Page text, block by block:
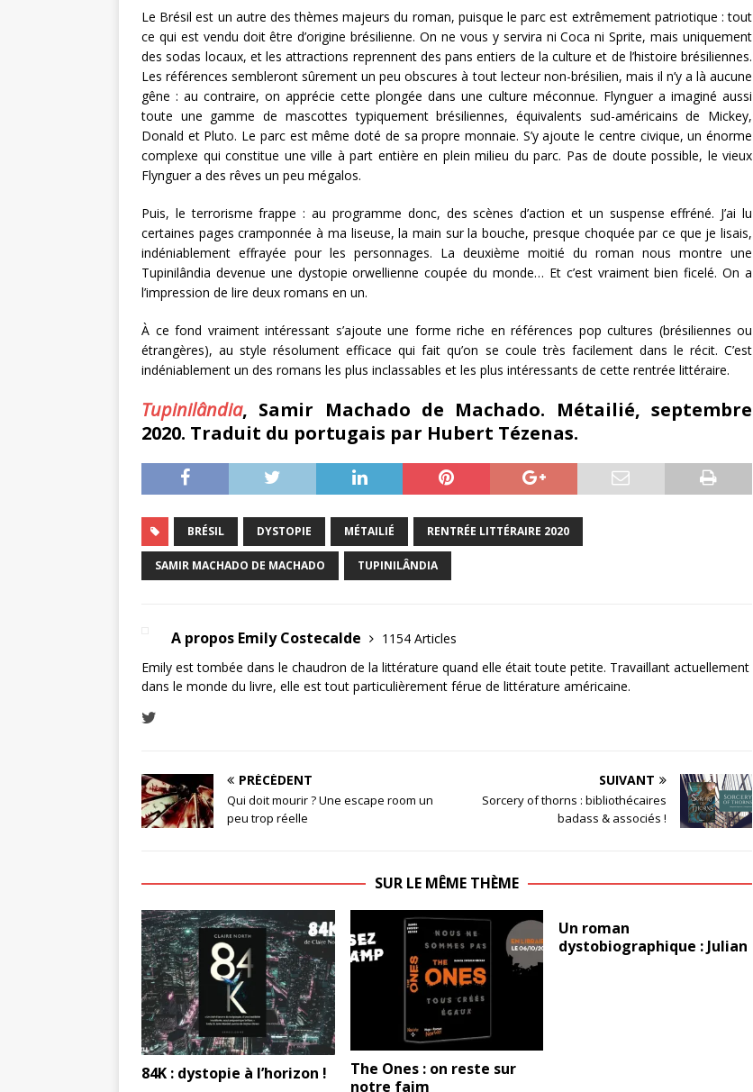
Le Brésil est un autre des thèmes majeurs du roman, puisque le parc est extrêmement patriotique : tout
ce qui est vendu doit être d’origine brésilienne. On ne vous y servira ni Coca ni Sprite, mais uniquement
des sodas locaux, et les attractions reprennent des pans entiers de la culture et de l’histoire brésiliennes.
Les références sembleront sûrement un peu obscures à tout lecteur non-brésilien, mais il n’y a là aucune
gêne : au contraire, on apprécie cette plongée dans une culture méconnue. Flynguer a imaginé aussi
toute une gamme de mascottes typiquement brésiliennes, équivalents sud-américains de Mickey,
Donald et Pluto. Le parc est même doté de sa propre monnaie. S’y ajoute le centre civique, un énorme
complexe qui constitue une ville à part entière en plein milieu du parc. Pas de doute possible, le vieux
Flynguer a des rêves un peu mégalos.
Puis, le terrorisme frappe : au programme donc, des scènes d’action et un suspense effréné. J’ai lu
certaines pages cramponnée à ma liseuse, la main sur la bouche, presque choquée par ce que je lisais,
indéniablement effrayée pour les personnages. La deuxième moitié du roman nous montre une
Tupinilândia devenue une dystopie orwellienne coupée du monde… Et c’est vraiment bien ficelé. On a
l’impression de lire deux romans en un.
À ce fond vraiment intéressant s’ajoute une forme riche en références pop cultures (brésiliennes ou
étrangères), au style résolument efficace qui fait qu’on se coule très facilement dans le récit. C’est
indéniablement un des romans les plus inclassables et les plus intéressants de cette rentrée littéraire.
Tupinilândia, Samir Machado de Machado. Métailié, septembre
2020. Traduit du portugais par Hubert Tézenas.
BRÉSIL DYSTOPIE MÉTAILIÉ RENTRÉE LITTÉRAIRE 2020
SAMIR MACHADO DE MACHADO TUPINILÂNDIA
A propos Emily Costecalde
1154 Articles
Emily est tombée dans le chaudron de la littérature quand elle était toute petite. Travaillant actuellement
dans le monde du livre, elle est tout particulièrement férue de littérature américaine.
PRÉCÉDENT
Qui doit mourir ? Une escape room un
peu trop réelle
SUIVANT
Sorcery of thorns : bibliothécaires
badass & associés !
SUR LE MÊME THÈME
84K : dystopie à l’horizon !
The Ones : on reste sur
notre faim
Un roman
dystobiographique : Julian